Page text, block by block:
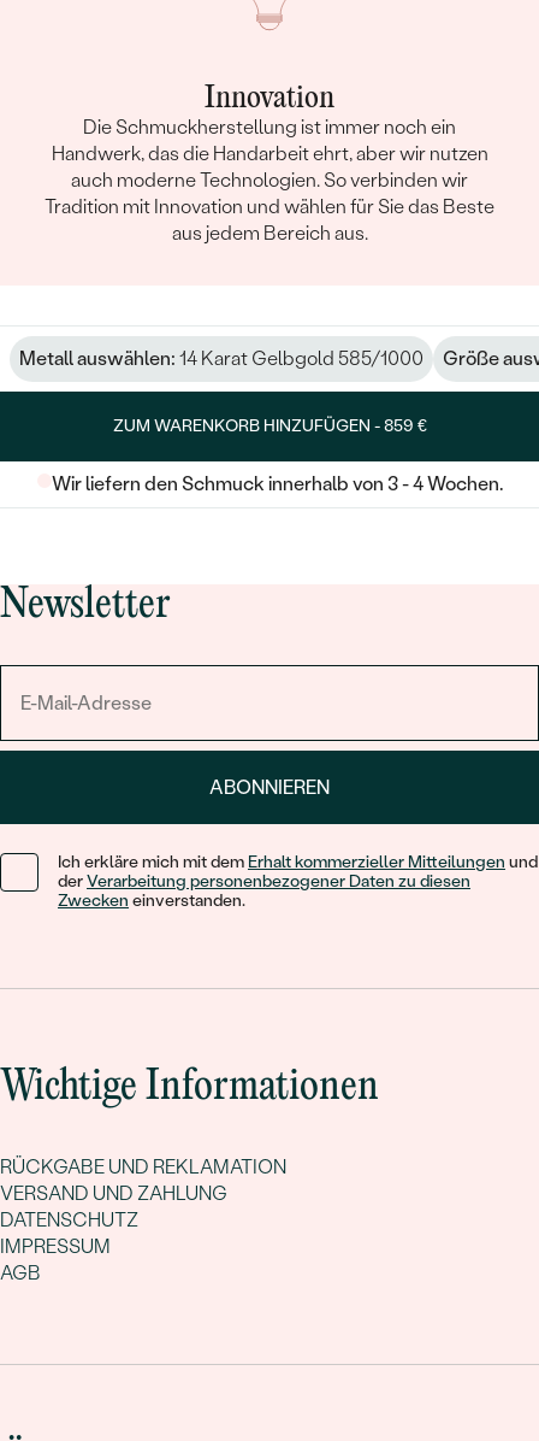
Innovation
Die Schmuckherstellung ist immer noch ein
Handwerk, das die Handarbeit ehrt, aber wir nutzen
auch moderne Technologien. So verbinden wir
Tradition mit Innovation und wählen für Sie das Beste
aus jedem Bereich aus.
Metall auswählen: 14 Karat Gelbgold 585/1000 Größe
ZUM WARENKORB HINZUFÜGEN -859 €
Wir liefern den Schmuck innerhalb von 3 - 4 Wochen.
Newsletter
ABONNIEREN
Ich erkläre mich mit dem Erhalt kommerzieller Mitteilungen und
derVerarbeitung personenbezogener Daten zu diesen
Zwecken einverstanden.
Wichtige Informationen
RÜCKGABE UND REKLAMATION
VERSAND UND ZAHLUNG
DATENSCHUTZ
IMPRESSUM
AGB